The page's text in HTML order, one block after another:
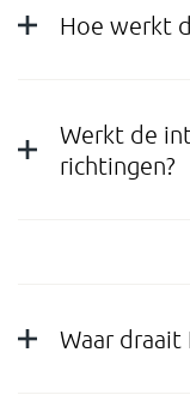
Hoe werkt
Werkt de
richtingen?
Waar draait